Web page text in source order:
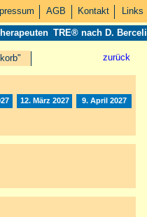
AGB Kontakt Links
TRE® nach D. Berceli
zurück
12. März 2027
9. April 2027